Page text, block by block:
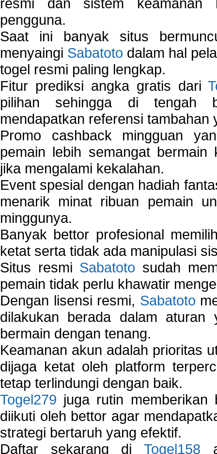
pengguna.
Saat ini banyak situs
menyaingi Sabatoto dalam hal
togel resmi paling lengkap.
Fitur prediksi angka gratis dari
pilihan sehingga di tengah
mendapatkan referensi tambahan
Promo cashback mingguan
pemain lebih semangat bermain
jika mengalami kekalahan.
Event spesial dengan hadiah
menarik minat ribuan pemain
minggunya.
Banyak bettor profesional
ketat serta tidak ada manipulasi
Situs resmi Sabatoto sudah
pemain tidak perlu khawatir
Dengan lisensi resmi, Sabatoto
dilakukan berada dalam
bermain dengan tenang.
Keamanan akun adalah prioritas
dijaga ketat oleh platform
tetap terlindungi dengan baik.
Togel279 juga rutin
diikuti oleh bettor agar
strategi bertaruh yang efektif.
Daftar sekarang di Togel158